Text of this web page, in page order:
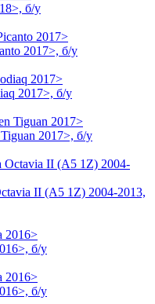
б/у
2017>, б/у
2017>, б/у
2017>, б/у
II (A5 1Z) 2004-2013,
б/у
б/у